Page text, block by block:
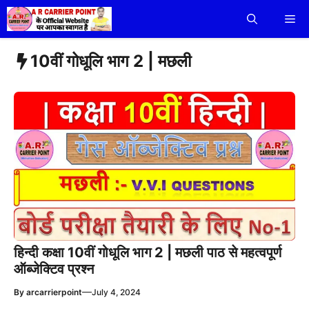
Skip
to
content
10वीं गोधूलि भाग 2 | मछली
हिन्दी कक्षा 10वीं गोधूलि भाग 2 | मछली पाठ से महत्वपूर्ण
ऑब्जेक्टिव प्रश्न
By arcarrierpoint—July 4, 2024